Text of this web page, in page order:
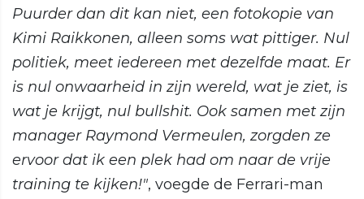
Puurder dan dit kan niet, een fotokopie van
Kimi Raikkonen, alleen soms wat pittiger. Nul
politiek, meet iedereen met dezelfde maat. Er
is nul onwaarheid in zijn wereld, wat je ziet, is
wat je krijgt, nul bullshit. Ook samen met zijn
manager Raymond Vermeulen, zorgden ze
ervoor dat ik een plek had om naar de vrije
training te kijken!", voegde de Ferrari-man